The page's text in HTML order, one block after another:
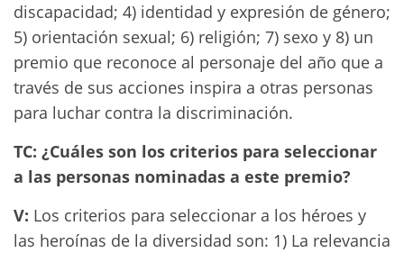
discapacidad; 4) identidad y expresión de género;
5) orientación sexual; 6) religión; 7) sexo y 8) un
premio que reconoce al personaje del año que a
través de sus acciones inspira a otras personas
para luchar contra la discriminación.
TC: ¿Cuáles son los criterios para seleccionar
a las personas nominadas a este premio?
V: Los criterios para seleccionar a los héroes y
las heroínas de la diversidad son: 1) La relevancia